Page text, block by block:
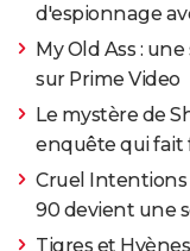
d'espionnage
My Old Ass :
sur Prime Video
Le mystère de
enquête qui fait
Cruel Intentions
90 devient une
Tigres et